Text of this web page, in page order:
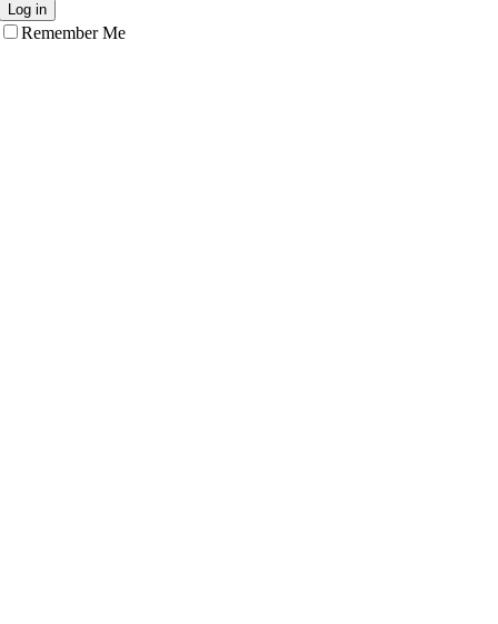
Log in
Remember Me